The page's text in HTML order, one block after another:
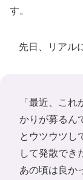
す。
先日、リアル
「最近、こ
かりが募るん
とウツウツし
して発散でき
あの頃は良か